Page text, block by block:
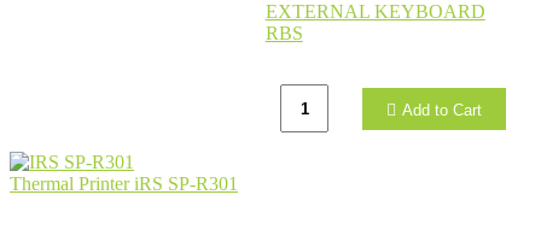
EXTERNAL KEYBOARD
RBS
Add to Cart
Thermal Printer iRS SP-R301